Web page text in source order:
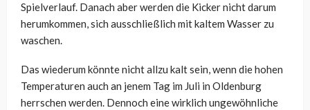
Spielverlauf. Danach aber werden die Kicker nicht darum
herumkommen, sich ausschließlich mit kaltem Wasser zu
waschen.
Das wiederum könnte nicht allzu kalt sein, wenn die hohen
Temperaturen auch an jenem Tag im Juli in Oldenburg
herrschen werden. Dennoch eine wirklich ungewöhnliche